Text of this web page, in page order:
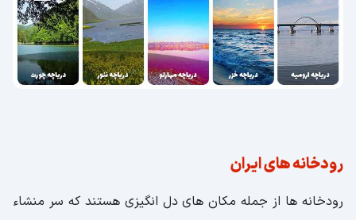
رودخانه های ایران
رودخانه ها از جمله مکان های دل انگیزی هستند که سر منشاء